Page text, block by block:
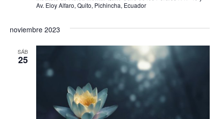
Av. Eloy Alfaro, Quito, Pichincha, Ecuador
noviembre 2023
SÁB
25